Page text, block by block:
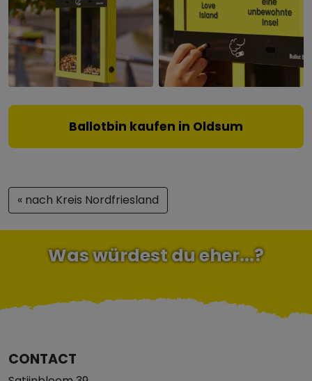
Ballotbin kaufen in Oldsum
« nach Kreis Nordfriesland
Was würdest du eher...?
CONTACT